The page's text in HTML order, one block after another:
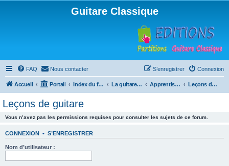
Guitare Classique
FAQ Nous contacter Connexion
S’enregistrer
Accueil Portail Index du forum La guitare : instrument, cours et théorie Apprentissage et enseignement de la guitare Leçons de guitare
Leçons de guitare
Vous n’avez pas les permissions requises pour consulter les sujets de ce forum.
CONNEXION • S’ENREGISTRER
Nom d’utilisateur :